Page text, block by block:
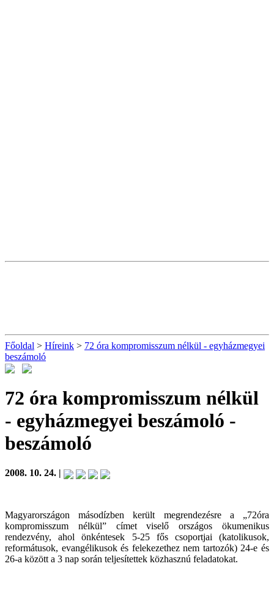
Főoldal > Híreink > 72 óra kompromisszum nélkül - egyházmegyei
beszámoló
72 óra kompromisszum nélkül
- egyházmegyei beszámoló -
beszámoló
2008. 10. 24. |
Magyarországon másodízben került megrendezésre a „72óra
kompromisszum nélkül” címet viselő országos ökumenikus
rendezvény, ahol önkéntesek 5-25 fős csoportjai (katolikusok,
reformátusok, evangélikusok és felekezethez nem tartozók) 24-e és
26-a között a 3 nap során teljesítettek közhasznú feladatokat.